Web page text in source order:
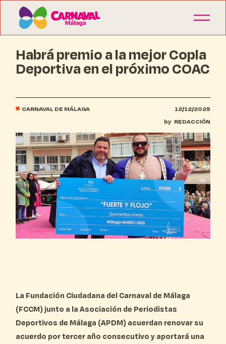
Habrá premio a la mejor Copla
Deportiva en el próximo COAC
CARNAVAL DE MÁLAGA
12/12/2025
by REDACCIÓN
La Fundación Ciudadana del Carnaval de Málaga
(FCCM) junto a la Asociación de Periodistas
Deportivos de Málaga (APDM) acuerdan renovar su
acuerdo por tercer año consecutivo y aportará una